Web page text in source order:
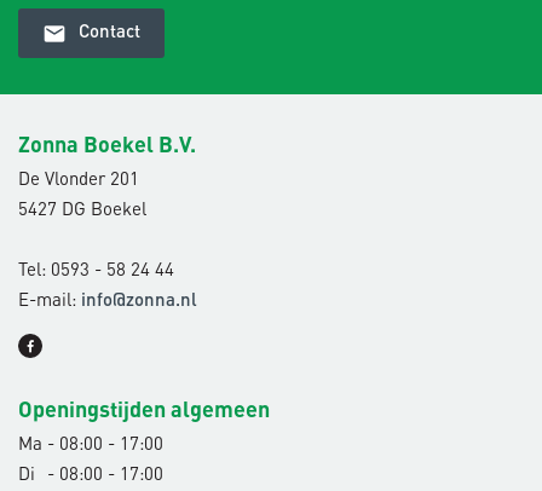
email Contact
Zonna Boekel B.V.
De Vlonder 201
5427 DG Boekel
Tel: 0593 - 58 24 44
E-mail: info@zonna.nl
Openingstijden algemeen
Ma - 08:00 - 17:00
Di
- 08:00 - 17:00